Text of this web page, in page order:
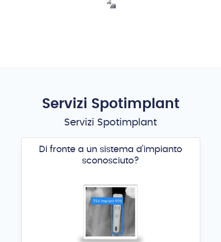
Servizi Spotimplant
Servizi Spotimplant
Di fronte a un sistema d'impianto
sconosciuto?